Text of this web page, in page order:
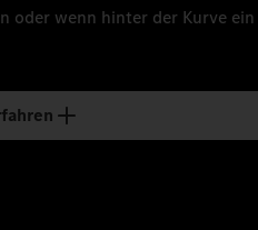
oder wenn hinter der Kurve ein